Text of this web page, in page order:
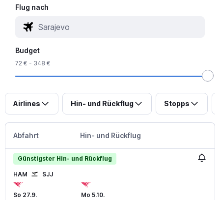
Flug nach
Budget
72 € - 348 €
Airlines Hin- und Rückflug Stopps
Abfahrt Hin- und Rückflug
Günstigster Hin- und Rückflug
HAM SJJ
So 27.9.
Mo 5.10.